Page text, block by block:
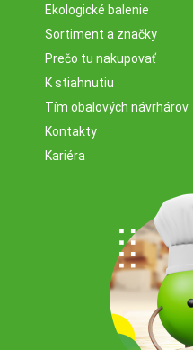
Ekologické balenie
Sortiment a značky
Prečo tu nakupovať
K stiahnutiu
Tím obalových návrhárov
Kontakty
Kariéra